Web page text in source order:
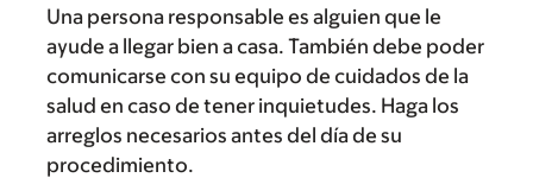
Una persona responsable es alguien que le
ayude a llegar bien a casa. También debe poder
comunicarse con su equipo de cuidados de la
salud en caso de tener inquietudes. Haga los
arreglos necesarios antes del día de su
procedimiento.